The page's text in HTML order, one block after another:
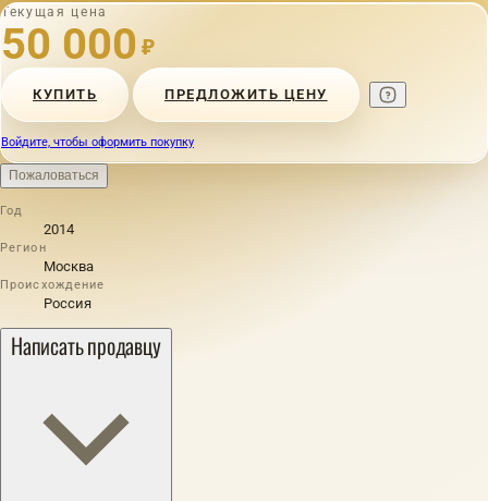
Текущая цена
50 000 ₽
КУПИТЬ ПРЕДЛОЖИТЬ ЦЕНУ
Войдите, чтобы оформить покупку
Пожаловаться
Год
2014
Регион
Москва
Происхождение
Россия
Написать продавцу